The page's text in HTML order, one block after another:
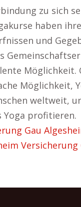
zu sich
haben
und
Möglichkeit.
Möglichkeit,
weltweit,
Yoga profitieren.
Gau
Versicherung